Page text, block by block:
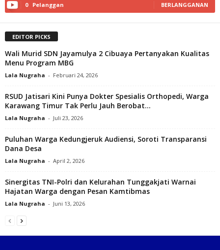
0 Pelanggan BERLANGGANAN
EDITOR PICKS
Wali Murid SDN Jayamulya 2 Cibuaya Pertanyakan Kualitas
Menu Program MBG
Lala Nugraha - Februari 24, 2026
RSUD Jatisari Kini Punya Dokter Spesialis Orthopedi, Warga
Karawang Timur Tak Perlu Jauh Berobat...
Lala Nugraha - Juli 23, 2026
Puluhan Warga Kedungjeruk Audiensi, Soroti Transparansi
Dana Desa‎
Lala Nugraha - April 2, 2026
‎Sinergitas TNI-Polri dan Kelurahan Tunggakjati Warnai
Hajatan Warga dengan Pesan Kamtibmas
Lala Nugraha - Juni 13, 2026